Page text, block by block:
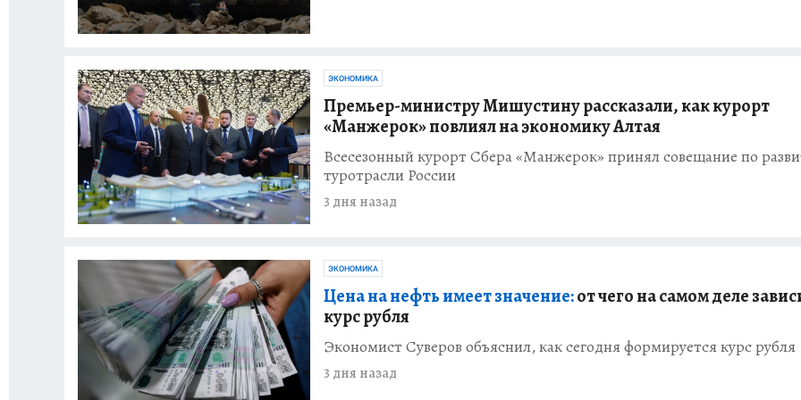
ЭКОНОМИКА
Премьер-министру Мишустину рассказали, как курорт
«Манжерок» повлиял на экономику Алтая
Всесезонный курорт Сбера «Манжерок» принял совещание по
туротрасли России
3 дня назад
ЭКОНОМИКА
Цена на нефть имеет значение:от чего на самом деле
курс рубля
Экономист Суверов объяснил, как сегодня формируется курс рубля
3 дня назад